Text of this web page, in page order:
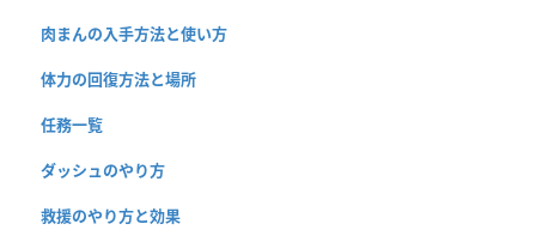
肉まんの入手方法と使い方
体力の回復方法と場所
任務一覧
ダッシュのやり方
救援のやり方と効果